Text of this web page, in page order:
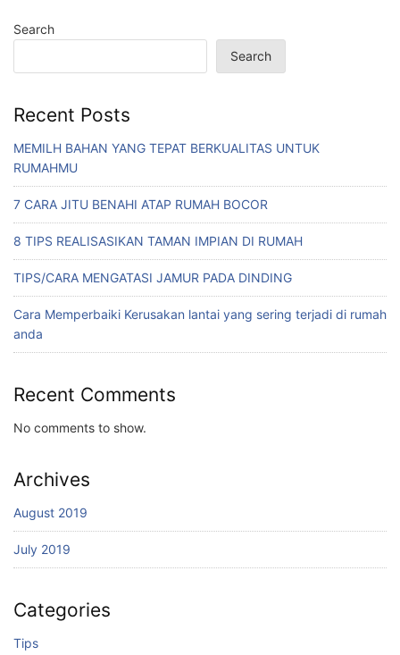
Search
Search
Recent Posts
MEMILH BAHAN YANG TEPAT BERKUALITAS UNTUK
RUMAHMU
7 CARA JITU BENAHI ATAP RUMAH BOCOR
8 TIPS REALISASIKAN TAMAN IMPIAN DI RUMAH
TIPS/CARA MENGATASI JAMUR PADA DINDING
Cara Memperbaiki Kerusakan lantai yang sering terjadi di rumah
anda
Recent Comments
No comments to show.
Archives
August 2019
July 2019
Categories
Tips